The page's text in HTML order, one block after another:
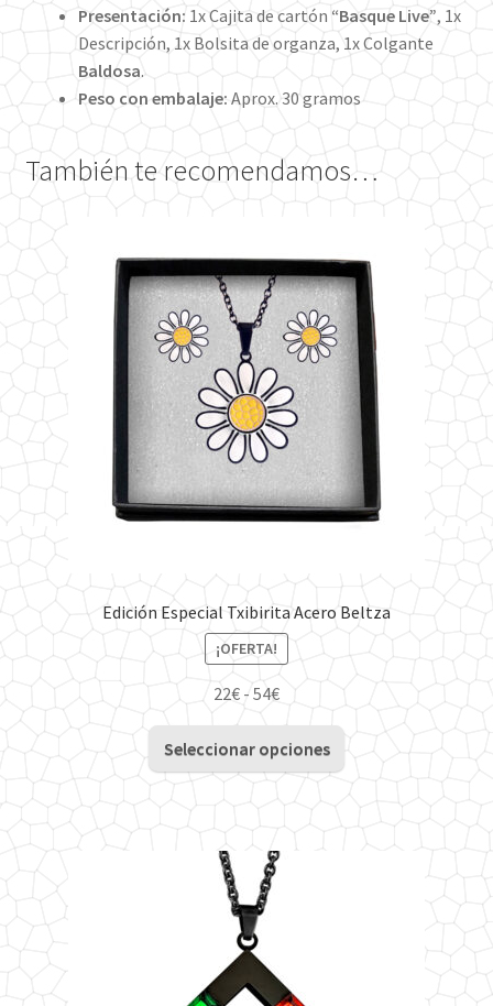
Presentación: 1x Cajita de cartón “Basque Live”, 1x
Descripción, 1x Bolsita de organza, 1x Colgante
Baldosa.
Peso con embalaje: Aprox. 30 gramos
También te recomendamos…
Edición Especial Txibirita Acero Beltza
¡OFERTA!
22€ - 54€Rango
de
precios:
desde
22€
hasta
54€
Seleccionar opciones
Este
producto
tiene
múltiples
variantes.